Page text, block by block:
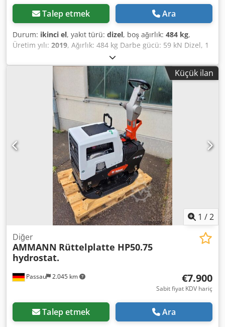
Talep etmek Ara
Durum: ikinci el, yakıt türü: dizel, boş ağırlık: 484 kg,
Üretim yılı: 2019, Ağırlık: 484 kg Darbe gücü: 59 kN Dizel, 1
silindirli Hatz (1b40) motor İleri/geri hareket. Elektrikli
marş. Palet genişliği: 60 cm Adet fiyatı: 3.400 € (KDV hariç)
Cjdpfx Aexw H Hcelfjrf Stokta birden fazla adet
bulunmaktadır!
Küçük ilan
1 /2
Passau 2.045 km
Diğer
AMMANN Rüttelplatte HP50.75
hydrostat.
€7.900
Sabit fiyat KDV hariç
Talep etmek Ara